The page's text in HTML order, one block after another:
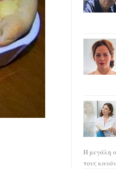
Η μεγάλη
τους